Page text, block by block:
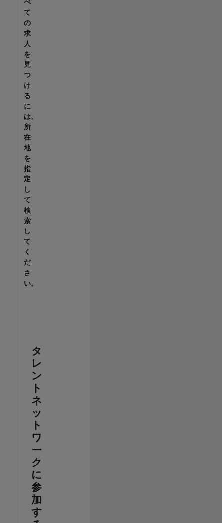
べ
て
の
求
人
を
見
つ
け
る
に
は、
所
在
地
を
指
定
し
て
検
索
し
て
く
だ
さ
い。
タ
レ
ン
ト
ネ
ッ
ト
ワ
ー
ク
に
参
加
す